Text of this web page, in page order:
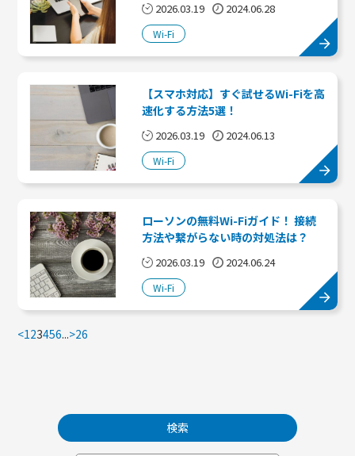
2026.03.19 2024.06.28
Wi-Fi
【スマホ対応】すぐ試せるWi-Fiを高
速化する方法5選！
2026.03.19 2024.06.13
Wi-Fi
ローソンの無料Wi-Fiガイド！ 接続
方法や繋がらない時の対処法は？
2026.03.19 2024.06.24
Wi-Fi
<123456...>26
検索